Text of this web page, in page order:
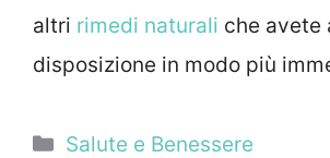
altri rimedi naturali che avete
disposizione in modo più
Categorie
Salute e Benessere